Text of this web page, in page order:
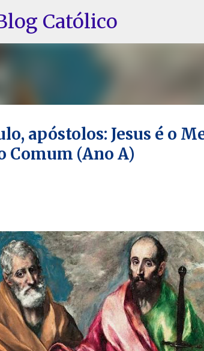
Pular para o
Católico
apóstolos: Jesus é o
Comum (Ano A)